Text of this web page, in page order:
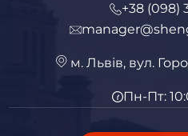
+38 (098)
м. Львів, вул.
Пн-Пт: